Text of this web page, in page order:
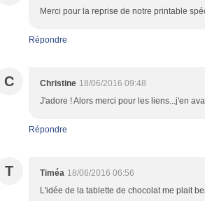
Merci pour la reprise de notre printable
Répondre
C Christine 18/06/2016 09:48
J'adore ! Alors merci pour les liens...j'en
Répondre
T Timéa 18/06/2016 06:56
L'idée de la tablette de chocolat me plait